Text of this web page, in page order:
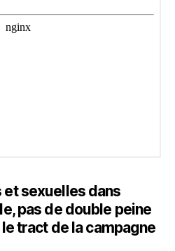
sexuelles dans
pas de double peine
tract de la campagne